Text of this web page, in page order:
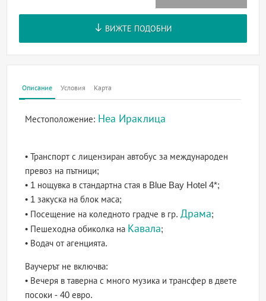
ВИЖТЕ ПОДОБНИ
Описание Условия Карта
Местоположение: Неа Ираклица
• Транспорт с лицензиран автобус за международен
превоз на пътници;
• 1 нощувка в стандартна стая в Blue Bay Hotel 4*;
• 1 закуска на блок маса;
• Посещение на коледното градче в гр. Драма;
• Пешеходна обиколка на Кавала;
• Водач от агенцията.
Ваучерът не включва:
• Вечеря в таверна с много музика и трансфер в двете
посоки - 40 евро.